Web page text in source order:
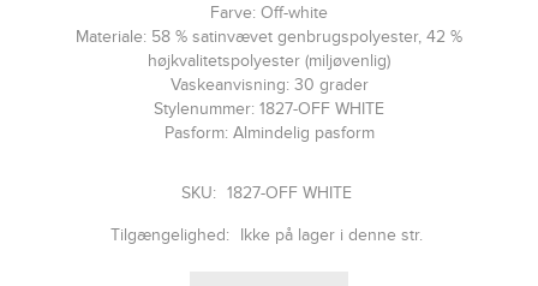
Farve: Off-white
Materiale: 58 % satinvævet genbrugspolyester, 42 %
højkvalitetspolyester (miljøvenlig)
Vaskeanvisning: 30 grader
Stylenummer: 1827-OFF WHITE
Pasform: Almindelig pasform
SKU: 1827-OFF WHITE
Tilgængelighed: Ikke på lager i denne str.